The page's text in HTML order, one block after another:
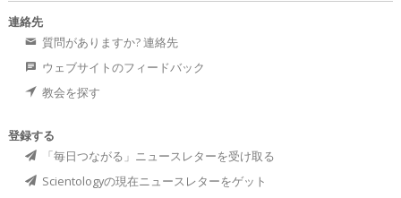
連絡先
質問がありますか? 連絡先
ウェブサイトのフィードバック
教会を探す
登録する
「毎日つながる」ニュースレターを受け取る
Scientologyの現在ニュースレターをゲット